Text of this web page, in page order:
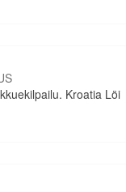
Kroatia Löi